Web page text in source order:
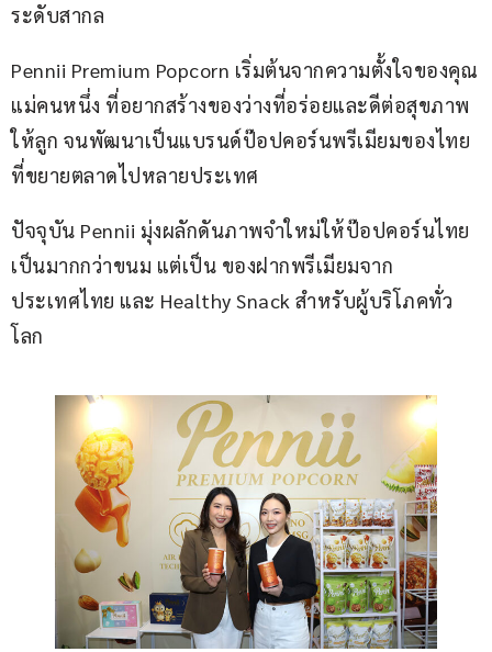
ระดับสากล
Pennii Premium Popcorn เริ่มต้นจากความตั้งใจของคุณ
แม่คนหนึ่ง ที่อยากสร้างของว่างที่อร่อยและดีต่อสุขภาพ
ให้ลูก จนพัฒนาเป็นแบรนด์ป๊อปคอร์นพรีเมียมของไทย
ที่ขยายตลาดไปหลายประเทศ
ปัจจุบัน Pennii มุ่งผลักดันภาพจำใหม่ให้ป๊อปคอร์นไทย
เป็นมากกว่าขนม แต่เป็น ของฝากพรีเมียมจาก
ประเทศไทย และ Healthy Snack สำหรับผู้บริโภคทั่ว
โลก